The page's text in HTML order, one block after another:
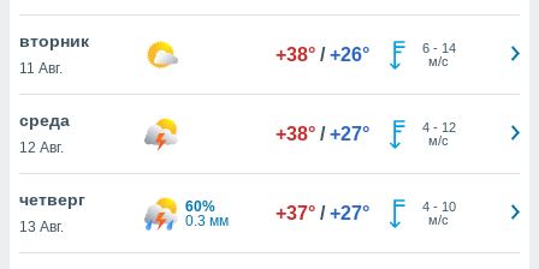
cookie
cookie
в
нашего
вторник
11 Авг.
+38° / +26° 6- 14
м/с
среда
12 Авг.
+38° / +27° 4- 12
м/с
четверг
13 Авг.
60%
0.3 мм
+37° / +27° 4- 10
м/с